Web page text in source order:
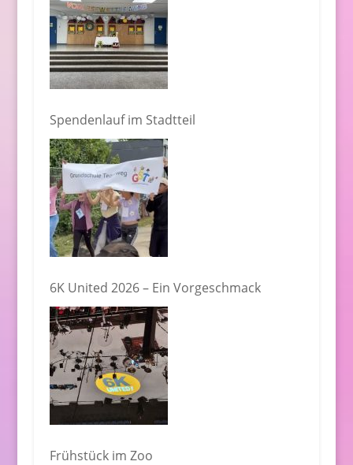
Spendenlauf im Stadtteil
6K United 2026 – Ein Vorgeschmack
Frühstück im Zoo